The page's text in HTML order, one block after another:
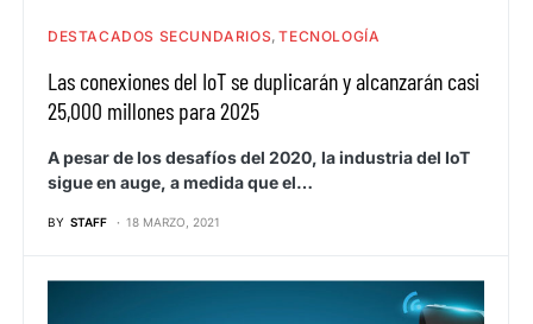
DESTACADOS SECUNDARIOS TECNOLOGÍA
Las conexiones del IoT se duplicarán y alcanzarán casi
25,000 millones para 2025
A pesar de los desafíos del 2020, la industria del IoT
sigue en auge, a medida que el…
BY STAFF 18 MARZO, 2021